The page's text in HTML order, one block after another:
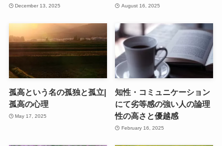
December 13, 2025 August 16, 2025
孤高という名の孤独と孤立|
孤高の心理
May 17, 2025
知性・コミュニケーション
にて劣等感の強い人の論理
性の高さと優越感
February 16, 2025